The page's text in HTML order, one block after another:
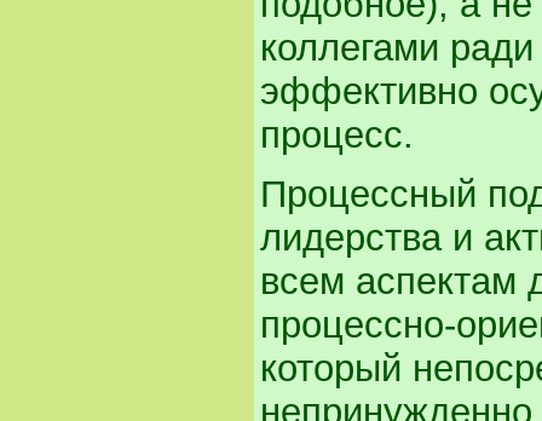
коллегами
эффективно
процесс.
Процессный
лидерства и
всем аспектам
процессно-
который
непринужденно